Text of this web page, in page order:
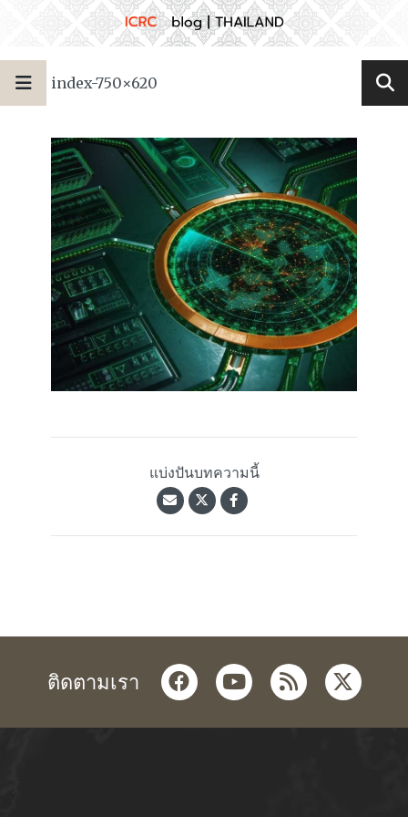
index-750×620
แบ่งปันบทความนี้
ติดตามเรา facebookyoutube
rss twitter